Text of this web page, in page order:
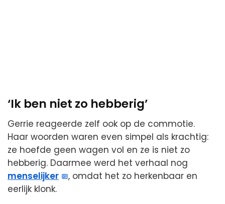
‘Ik ben niet zo hebberig’
Gerrie reageerde zelf ook op de commotie.
Haar woorden waren even simpel als krachtig:
ze hoefde geen wagen vol en ze is niet zo
hebberig. Daarmee werd het verhaal nog
menselijker
, omdat het zo herkenbaar en
eerlijk klonk.